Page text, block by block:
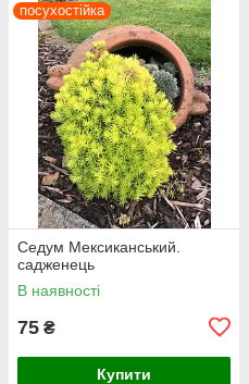
посухостійка
Седум Мексиканський.
садженець
В наявності
75 ₴
Купити